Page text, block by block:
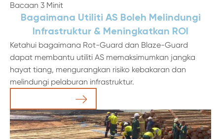
Bacaan 3 Minit
Bagaimana Utiliti AS Boleh Melindungi
Infrastruktur & Meningkatkan ROI
Ketahui bagaimana Rot-Guard dan Blaze-Guard
dapat membantu utiliti AS memaksimumkan jangka
hayat tiang, mengurangkan risiko kebakaran dan
melindungi pelaburan infrastruktur.